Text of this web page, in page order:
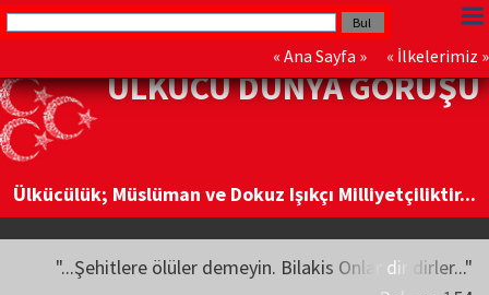
« Ana Sayfa » « İlkelerimiz »
ÜLKÜCÜ DÜNYA GÖRÜŞÜ
Ülkücülük; Müslüman ve Dokuz Işıkçı Milliyetçiliktir...
"...Şehitlere ölüler demeyin. Bilakis Onlar diridirler..."